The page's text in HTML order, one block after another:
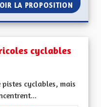
LA PROPOSITION
cyclables
pistes cyclables, mais